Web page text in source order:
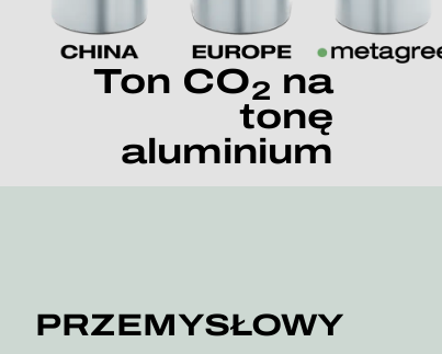
Ton CO2 na
tonę
aluminium
PRZEMYSŁOWY